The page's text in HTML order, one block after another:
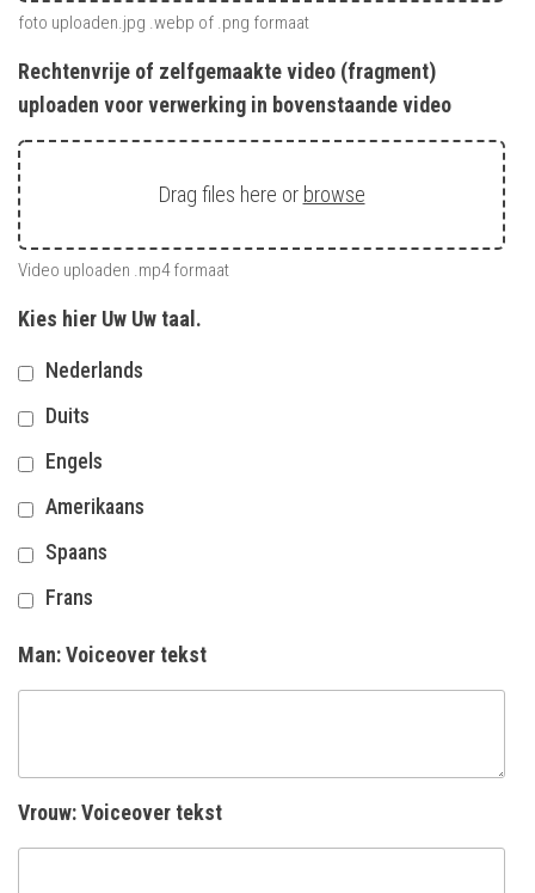
foto uploaden.jpg .webp of .png formaat
Rechtenvrije of zelfgemaakte video (fragment)
uploaden voor verwerking in bovenstaande video
Drag files here or browse
Video uploaden .mp4 formaat
Kies hier Uw Uw taal.
Nederlands
Duits
Engels
Amerikaans
Spaans
Frans
Man: Voiceover tekst
Vrouw: Voiceover tekst